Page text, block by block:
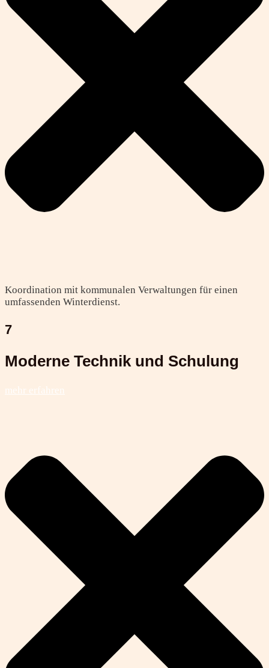
Koordination mit kommunalen Verwaltungen für einen
umfassenden Winterdienst.
7
Moderne Technik und Schulung
mehr erfahren